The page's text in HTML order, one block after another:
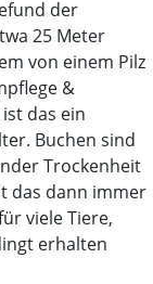
der
25 Meter
von einem Pilz
&
das ein
Buchen sind
Trockenheit
das dann immer
viele Tiere,
erhalten